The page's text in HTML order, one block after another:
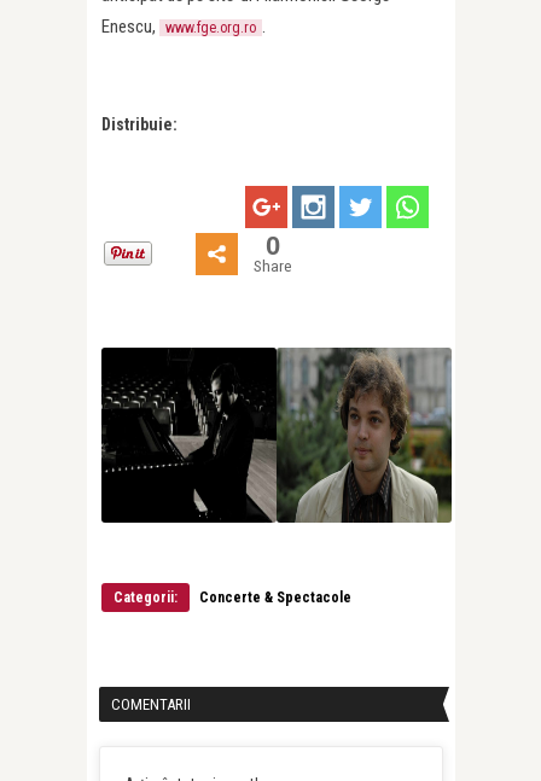
Enescu,
www.fge.org.ro .
Distribuie:
0
Share
Categorii: Concerte & Spectacole
COMENTARII